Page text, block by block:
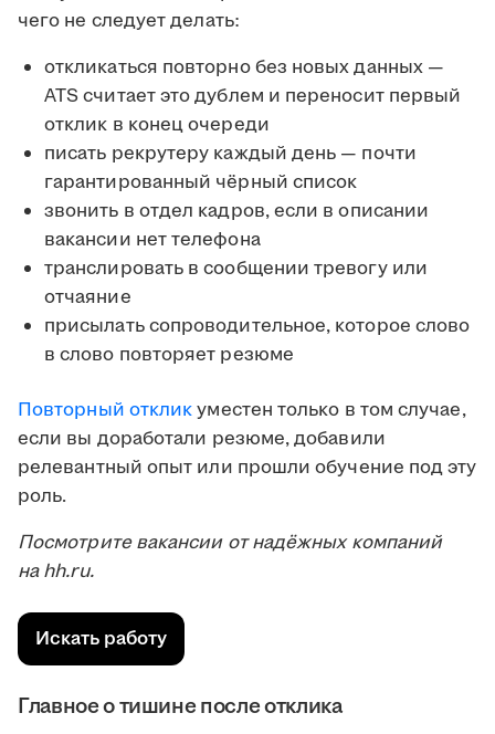
чего не следует делать:
откликаться повторно без новых данных —
ATS считает это дублем и переносит первый
отклик в конец очереди
писать рекрутеру каждый день — почти
гарантированный чёрный список
звонить в отдел кадров, если в описании
вакансии нет телефона
транслировать в сообщении тревогу или
отчаяние
присылать сопроводительное, которое слово
в слово повторяет резюме
Повторный откликуместен только в том случае,
если вы доработали резюме, добавили
релевантный опыт или прошли обучение под эту
роль.
Посмотрите вакансии от надёжных компаний
на hh.ru.
Искать работу
Главное о тишине после отклика